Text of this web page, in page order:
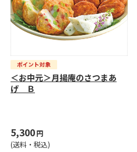
＜お中元＞月揚庵のさつまあ
げ Ｂ
5,300円
(送料・税込)